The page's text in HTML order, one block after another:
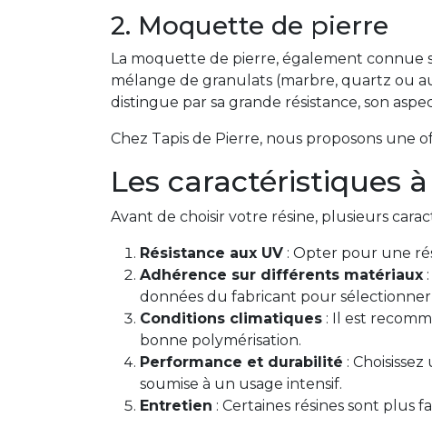
2. Moquette de pierre
La moquette de pierre, également connue
mélange de granulats (marbre, quartz ou
distingue par sa grande résistance, son
Chez Tapis de Pierre, nous proposons une
Les caractéristiques
Avant de choisir votre résine, plusieurs
Résistance aux UV : Opter pour une
Adhérence sur différents matériaux
données du fabricant pour
Conditions climatiques : Il est
bonne polymérisation.
Performance et durabilité :
soumise à un usage intensif.
Entretien : Certaines résines sont plus